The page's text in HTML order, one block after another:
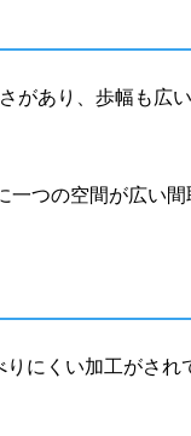
があり、歩幅も広
一つの空間が広い間
にくい加工がされ